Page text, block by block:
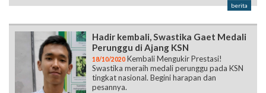
berita
Hadir kembali, Swastika Gaet Medali
Perunggu di Ajang KSN
18/10/2020 Kembali Mengukir Prestasi!
Swastika meraih medali perunggu pada KSN
tingkat nasional. Begini harapan dan
pesannya.